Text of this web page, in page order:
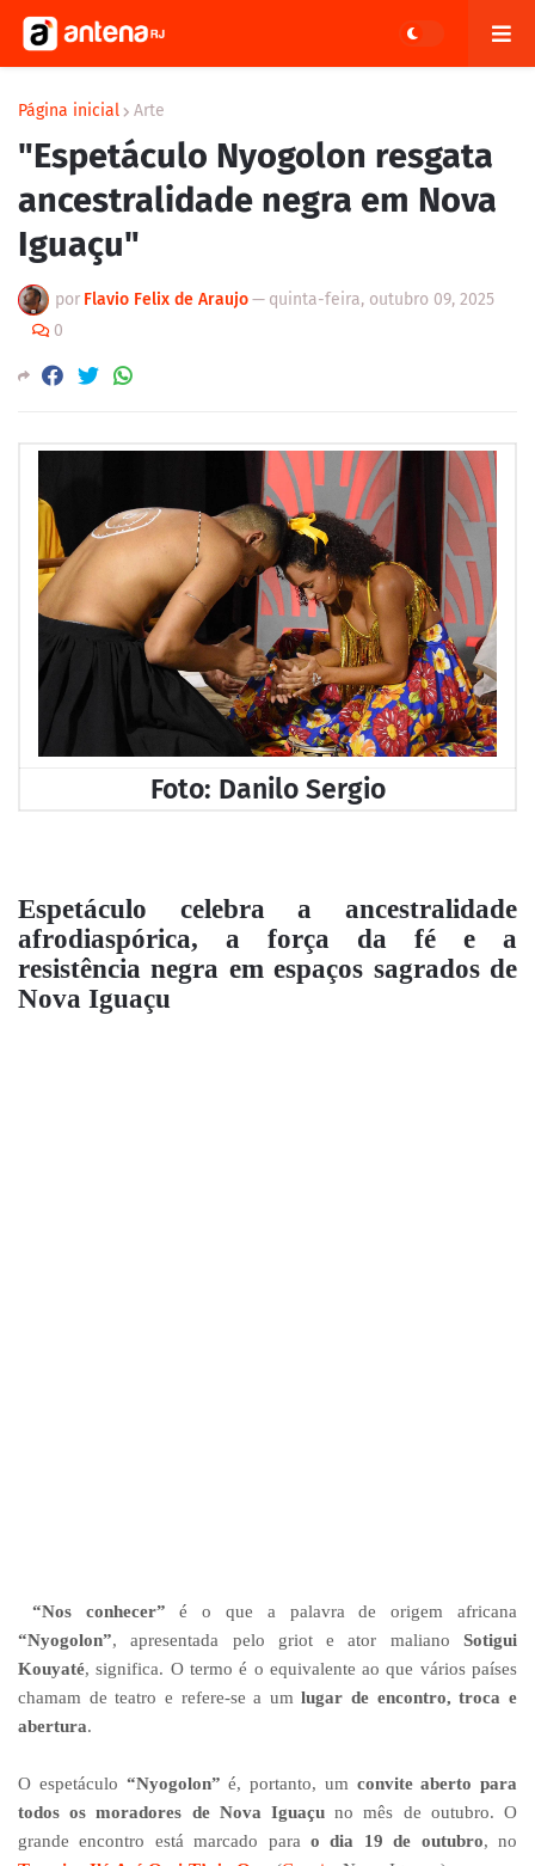
Página inicial Arte
"Espetáculo Nyogolon resgata
ancestralidade negra em Nova
Iguaçu"
por Flavio Felix de Araujo— quinta-feira, outubro 09, 2025
0
Foto: Danilo Sergio
Espetáculo celebra a ancestralidade
afrodiaspórica, a força da fé e a
resistência negra em espaços sagrados de
Nova Iguaçu
“Nos conhecer” é o que a palavra de origem africana
“Nyogolon”, apresentada pelo griot e ator maliano Sotigui
Kouyaté, significa. O termo é o equivalente ao que vários países
chamam de teatro e refere-se a umlugar de encontro, troca e
abertura.
O espetáculo “Nyogolon” é, portanto, um convite aberto para
todos os moradores de Nova Iguaçu no mês de outubro. O
grande encontro está marcado para o dia 19 de outubro, no